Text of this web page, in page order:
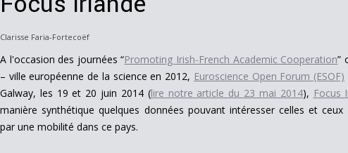
Clarisse Faria-Fortecoëf
A l'occasion des journées “Promoting Irish-French Academic Cooperation”
– ville européenne de la science en 2012, Euroscience Open Forum (ESOF)
Galway, les 19 et 20 juin 2014 (lire notre article du 23 mai 2014), Focus
manière synthétique quelques données pouvant intéresser celles et
par une mobilité dans ce pays.